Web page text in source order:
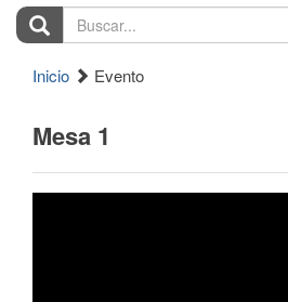
Buscar...
Inicio Evento
Mesa 1